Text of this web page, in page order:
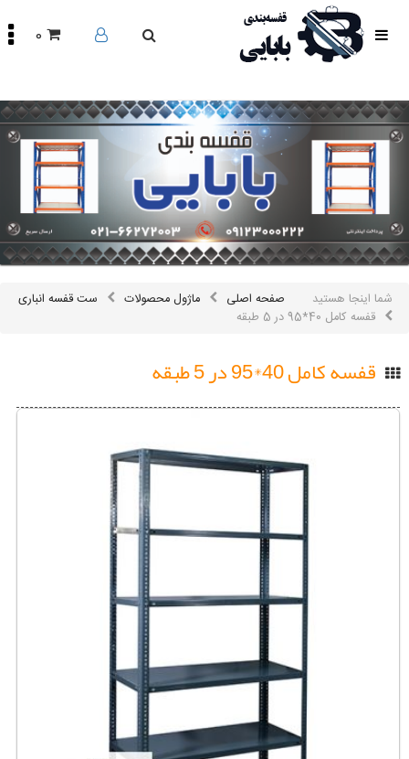
محصولات
مقالات
درباره
تماس
باما
اینستاگرام
سایر
لینک
ها
0
شما اینجا هستید صفحه اصلی ماژول محصولات
ست قفسه انباری
قفسه کامل 40*95 در 5 طبقه
قفسه کامل 40*95 در 5 طبقه